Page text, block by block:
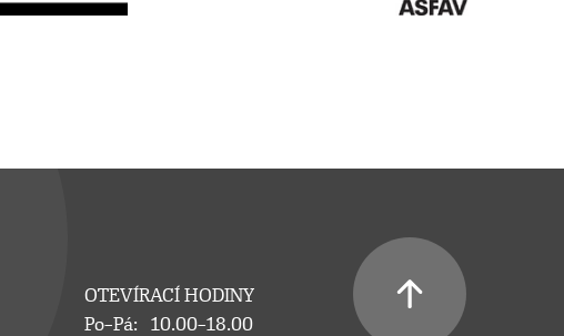
OTEVÍRACÍ HODINY
Po–Pá:
10.00–18.00